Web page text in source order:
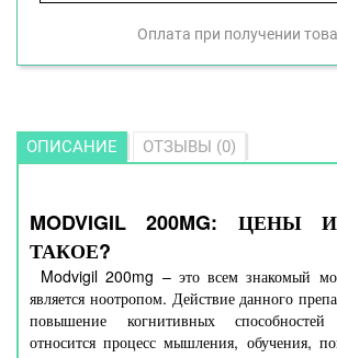
Оплата при получении
ОПИСАНИЕ ОТЗЫВЫ (0)
MODVIGIL 200MG:
ТАКОЕ?
Modvigil 200mg – это всем знакомый
является ноотропом. Действие данного
повышение когнитивных
относится процесс мышления, обучения,